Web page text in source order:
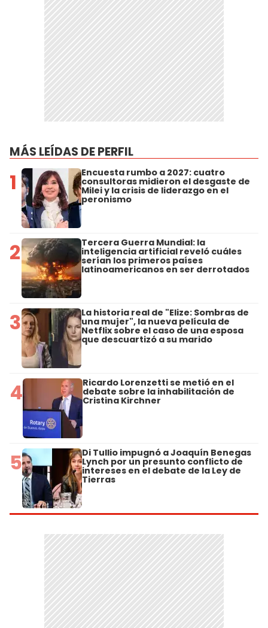
MÁS LEÍDAS DE PERFIL
1 Encuesta rumbo a 2027: cuatro
consultoras midieron el desgaste de
Milei y la crisis de liderazgo en el
peronismo
2 Tercera Guerra Mundial: la
inteligencia artificial reveló cuáles
serían los primeros países
latinoamericanos en ser derrotados
3 La historia real de "Elize: Sombras de
una mujer", la nueva película de
Netflix sobre el caso de una esposa
que descuartizó a su marido
4 Ricardo Lorenzetti se metió en el
debate sobre la inhabilitación de
Cristina Kirchner
5 Di Tullio impugnó a Joaquín Benegas
Lynch por un presunto conflicto de
intereses en el debate de la Ley de
Tierras